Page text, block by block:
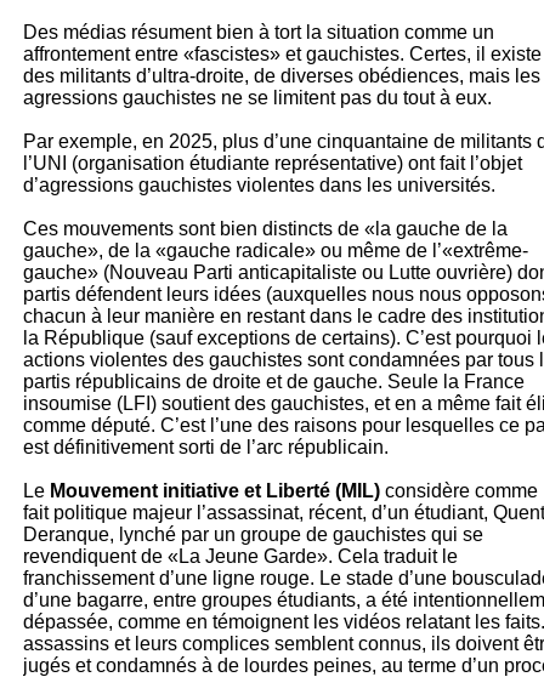
Des médias résument bien à tort la situation comme un
affrontement entre «fascistes» et gauchistes. Certes, il
des militants d’ultra-droite, de diverses obédiences, mais les
agressions gauchistes ne se limitent pas du tout à eux.
Par exemple, en 2025, plus d’une cinquantaine de militants
l’UNI (organisation étudiante représentative) ont fait l’objet
d’agressions gauchistes violentes dans les universités.
Ces mouvements sont bien distincts de «la gauche de la
gauche», de la «gauche radicale» ou même de l’«extrême-
gauche» (Nouveau Parti anticapitaliste ou Lutte ouvrière)
partis défendent leurs idées (auxquelles nous nous
chacun à leur manière en restant dans le cadre des
la République (sauf exceptions de certains). C’est pourquoi
actions violentes des gauchistes sont condamnées par tous
partis républicains de droite et de gauche. Seule la France
insoumise (LFI) soutient des gauchistes, et en a même fait
comme député. C’est l’une des raisons pour lesquelles ce
est définitivement sorti de l’arc républicain.
Le Mouvement initiative et Liberté (MIL) considère comme
fait politique majeur l’assassinat, récent, d’un étudiant,
Deranque, lynché par un groupe de gauchistes qui se
revendiquent de «La Jeune Garde». Cela traduit le
franchissement d’une ligne rouge. Le stade d’une
d’une bagarre, entre groupes étudiants, a été
dépassée, comme en témoignent les vidéos relatant les
assassins et leurs complices semblent connus, ils doivent
jugés et condamnés à de lourdes peines, au terme d’un